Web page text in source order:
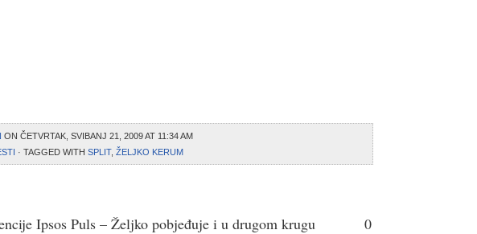
ON ČETVRTAK, SVIBANJ 21, 2009 AT 11:34 AM
· TAGGED WITH SPLIT, ŽELJKO KERUM
Ipsos Puls – Željko pobjeđuje i u drugom krugu 0